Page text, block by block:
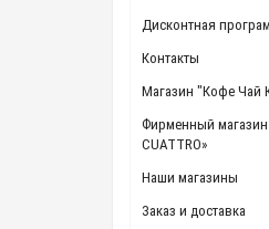
Дисконтная
Контакты
Магазин "Кофе Чай
Фирменный
CUATTRO»
Наши магазины
Заказ и доставка